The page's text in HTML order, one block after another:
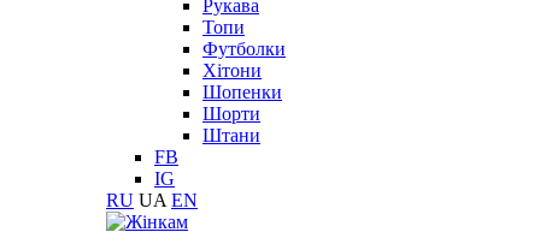
Рукава
Топи
Футболки
Хітони
Шопенки
Шорти
Штани
FB
IG
RU UA EN